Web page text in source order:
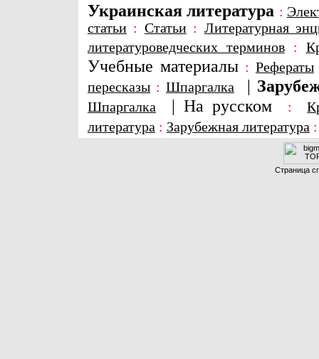
Украинская литература :
статьи : Статьи: Литературная
литературоведческих терминов:
Учебные материалы : Рефераты
пересказы : Шпаргалка |
Шпаргалка | На русском :
литература : Зарубежная литература
Страница